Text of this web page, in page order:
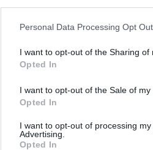
Personal Data Processing Opt
I want to opt-out of the Sharing of
Opted In
I want to opt-out of the Sale of
Opted In
I want to opt-out of processing
Advertising.
Opted In